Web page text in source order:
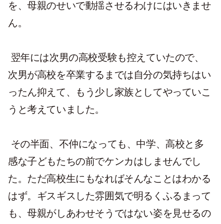
を、母親のせいで動揺させるわけにはいきませ
ん。
翌年には次男の高校受験も控えていたので、
次男が高校を卒業するまでは自分の気持ちはい
ったん抑えて、もう少し家族としてやっていこ
うと考えていました。
その半面、不仲になっても、中学、高校と多
感な子どもたちの前でケンカはしませんでし
た。ただ高校生にもなればそんなことはわかる
はず。ギスギスした雰囲気で明るくふるまって
も、母親がしあわせそうではない姿を見せるの